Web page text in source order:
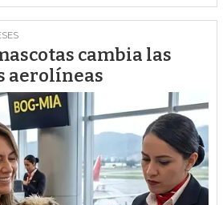
cambia las
aerolíneas